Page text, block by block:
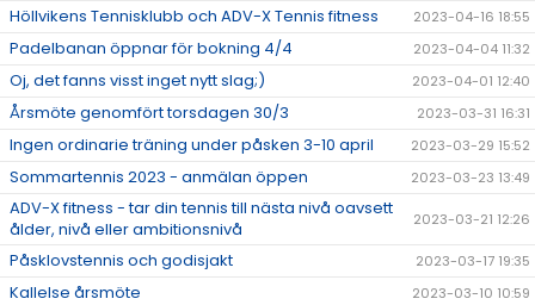
Höllvikens Tennisklubb och ADV-X Tennis fitness 2023-04-16 18:55
Padelbanan öppnar för bokning 4/4 2023-04-04 11:32
Oj, det fanns visst inget nytt slag;) 2023-04-01 12:40
Årsmöte genomfört torsdagen 30/3 2023-03-31 16:31
Ingen ordinarie träning under påsken 3-10 april 2023-03-29 15:52
Sommartennis 2023 - anmälan öppen 2023-03-23 13:49
ADV-X fitness - tar din tennis till nästa nivå oavsett
ålder, nivå eller ambitionsnivå
2023-03-21 12:26
Påsklovstennis och godisjakt 2023-03-17 19:35
Kallelse årsmöte
2023-03-10 10:59